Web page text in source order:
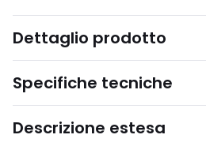
Dettaglio prodotto
Specifiche tecniche
Descrizione estesa